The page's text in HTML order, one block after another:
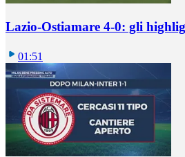
Lazio-Ostiamare 4-0: gli
01:51